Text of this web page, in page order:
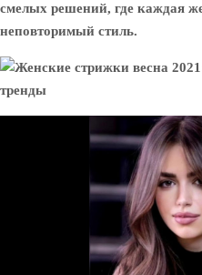
смелых решений, где каждая
неповторимый стиль.